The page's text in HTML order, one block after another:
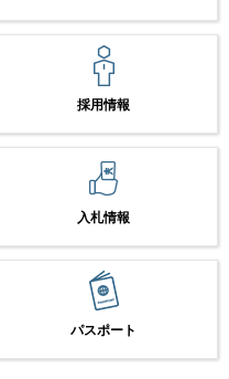
採用情報
入札情報
パスポート